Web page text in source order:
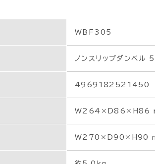
WBF305
ノンスリップダンベル
4969182521450
W264×D86×H86
W270×D90×H90